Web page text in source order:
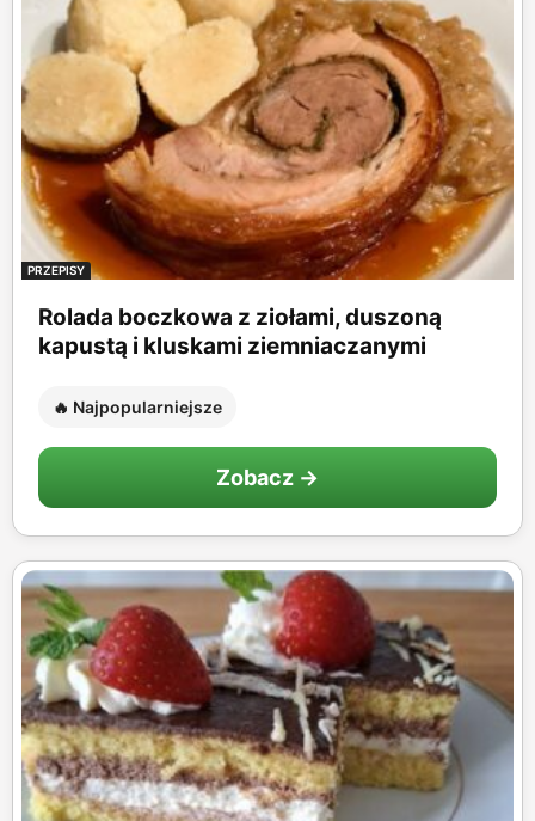
PRZEPISY
Rolada boczkowa z ziołami, duszoną
kapustą i kluskami ziemniaczanymi
🔥 Najpopularniejsze
Zobacz →